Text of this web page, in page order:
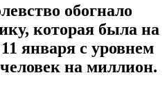
обогнало
которая была на
января с уровнем
на миллион.